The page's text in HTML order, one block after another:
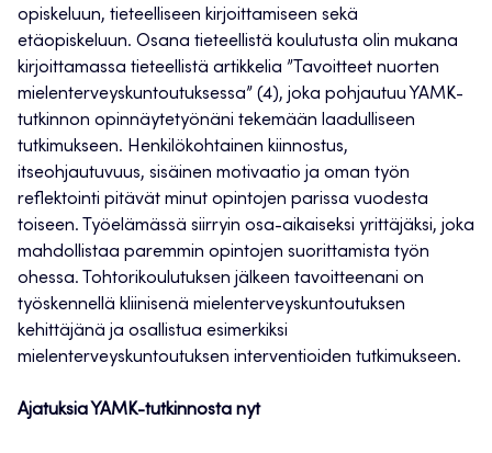
opiskeluun, tieteelliseen kirjoittamiseen sekä
etäopiskeluun. Osana tieteellistä koulutusta olin mukana
kirjoittamassa tieteellistä artikkelia ”Tavoitteet nuorten
mielenterveyskuntoutuksessa” (4), joka pohjautuu YAMK-
tutkinnon opinnäytetyönäni tekemään laadulliseen
tutkimukseen. Henkilökohtainen kiinnostus,
itseohjautuvuus, sisäinen motivaatio ja oman työn
reflektointi pitävät minut opintojen parissa vuodesta
toiseen. Työelämässä siirryin osa-aikaiseksi yrittäjäksi, joka
mahdollistaa paremmin opintojen suorittamista työn
ohessa. Tohtorikoulutuksen jälkeen tavoitteenani on
työskennellä kliinisenä mielenterveyskuntoutuksen
kehittäjänä ja osallistua esimerkiksi
mielenterveyskuntoutuksen interventioiden tutkimukseen.
Ajatuksia YAMK-tutkinnosta nyt